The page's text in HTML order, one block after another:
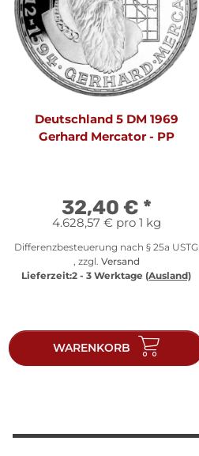
Deutschland 5 DM 1969
Gerhard Mercator - PP
32,40 € *
4.628,57 € pro 1 kg
Differenzbesteuerung nach § 25a USTG
, zzgl. Versand
Lieferzeit:2 - 3 Werktage (Ausland)
WARENKORB